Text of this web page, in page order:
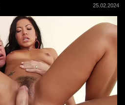
25.02.2024